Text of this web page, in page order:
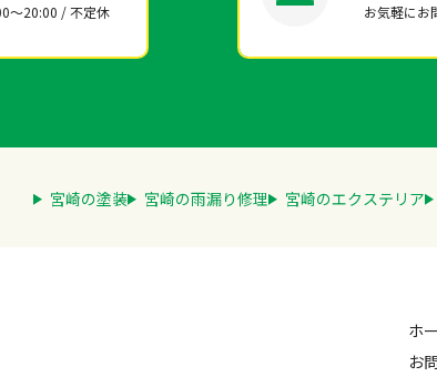
～20:00 / 不定休 お気軽にお
宮崎の塗装 宮崎の雨漏り修理 宮崎のエクステリア
ホ
お